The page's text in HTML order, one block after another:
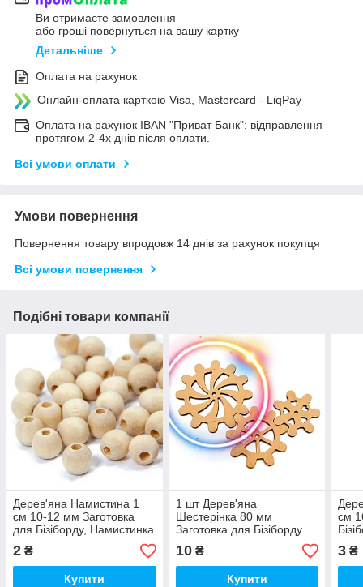
Ви отримаєте замовлення
або гроші повернуться на вашу картку
Детальніше
Оплата на рахунок
Онлайн-оплата карткою Visa, Mastercard - LiqPay
Оплата на рахунок IBAN "Приват Банк": відправлення
протягом 2-4х днів після оплати.
Всі умови оплати
Умови повернення
Повернення товару впродовж 14 днів за рахунок покупця
Всі умови повернення
Подібні товари компанії
Дерев'яна Намистина 1
см 10-12 мм Заготовка
для Бізіборду, Намистинка
2 ₴
Купити
1 шт Дерев'яна
Шестерінка 80 мм
Заготовка для Бізіборду
Шестерня з Фанери 8 см
(Без Саморіза) Великі
Зуби
10₴
Купити
см
3 ₴